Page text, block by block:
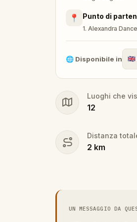
🎁 Get rewarded
🧙Participate in
Make sure you
Tick-tock, time to
📍 Punto di
1. Alexandra
🌐 Disponibile in 🇬🇧
Luoghi che
12
Distanza
2 km
UN MESSAGGIO DA